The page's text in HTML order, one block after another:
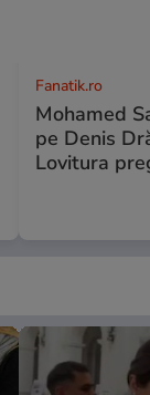
Fanatik.ro
Mohamed
pe Denis
Lovitura